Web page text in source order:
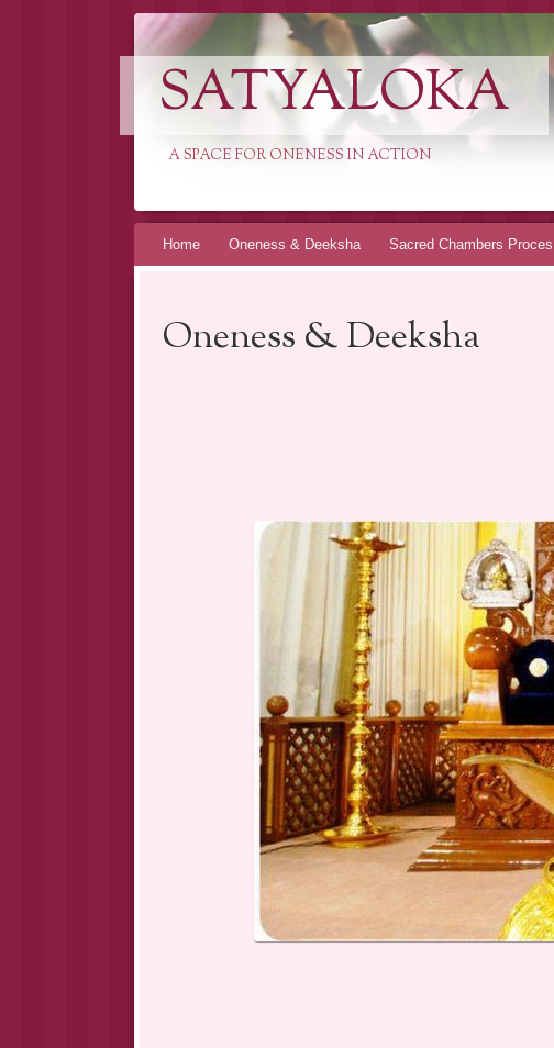
SATYALOKA
A SPACE FOR ONENESS IN ACTION
Spring
Home Oneness & Deeksha Sacred Chambers Proces
Oneness & Deeksha